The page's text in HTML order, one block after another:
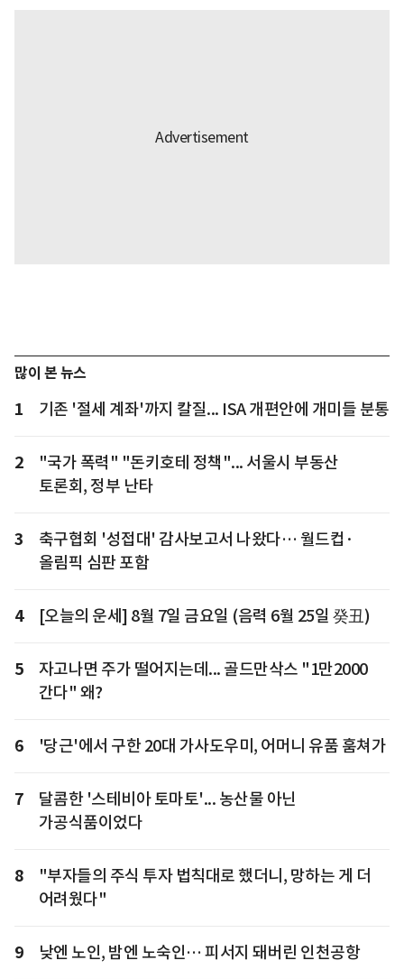
많이 본 뉴스
1 기존 '절세 계좌'까지 칼질... ISA 개편안에 개미들 분통
2
"국가 폭력" "돈키호테 정책"... 서울시 부동산
토론회, 정부 난타
3
축구협회 '성접대' 감사보고서 나왔다… 월드컵·
올림픽 심판 포함
4 [오늘의 운세] 8월 7일 금요일 (음력 6월 25일 癸丑)
5
자고나면 주가 떨어지는데... 골드만삭스 "1만2000
간다" 왜?
6 '당근'에서 구한 20대 가사도우미, 어머니 유품 훔쳐가
7
달콤한 '스테비아 토마토'... 농산물 아닌
가공식품이었다
8
"부자들의 주식 투자 법칙대로 했더니, 망하는 게 더
어려웠다"
9 낮엔 노인, 밤엔 노숙인… 피서지 돼버린 인천공항